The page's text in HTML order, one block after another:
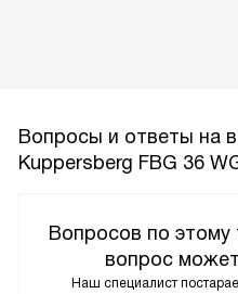
Вопросы и ответы на
Kuppersberg FBG 36
Вопросов по этому
вопрос
Наш специалист